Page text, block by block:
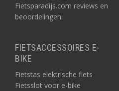
Fietsparadijs.com reviews en
beoordelingen
FIETSACCESSOIRES E-
BIKE
Fietstas elektrische fiets
Fietsslot voor e-bike